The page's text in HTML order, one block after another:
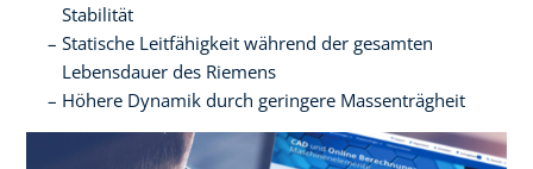
Stabilität
Statische Leitfähigkeit während der gesamten
Lebensdauer des Riemens
Höhere Dynamik durch geringere Massenträgheit